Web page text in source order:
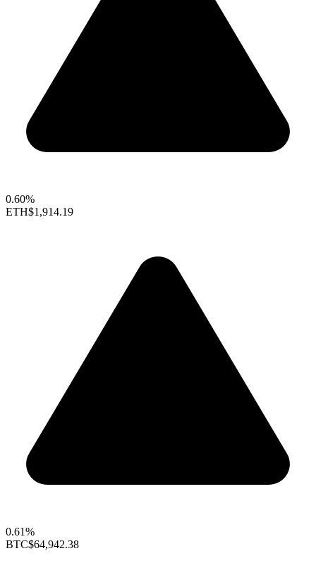
0.60%
ETH$1,914.19
0.61%
BTC$64,942.38